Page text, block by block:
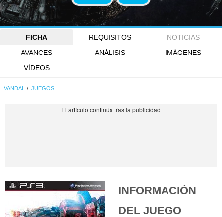
FICHA REQUISITOS
NOTICIAS
AVANCES
ANÁLISIS
IMÁGENES
VÍDEOS
VANDAL JUEGOS
INFORMACIÓN
DEL JUEGO